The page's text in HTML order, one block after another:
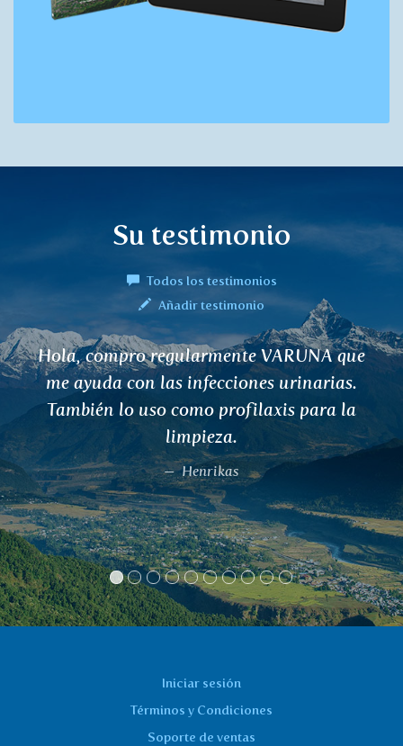
Su testimonio
Todos los testimonios
Añadir testimonio
Tuve sofocos debido al inicio de la
menopausia. Probé tu té y me ayudó, y
también obtuve otros tés y elixires para
resfriados, alivio muscular, té TRIPHALA
y tés y elixires para las articulaciones.
Estoy emocionada y también tomo
deliciosos tragos, curiosamente, me
saben, aunque tienen CURCÚMA o
MORINGA, que no me gustan para nada.
Gracias.
Iniciar sesión
Términos y Condiciones
Soporte de ventas